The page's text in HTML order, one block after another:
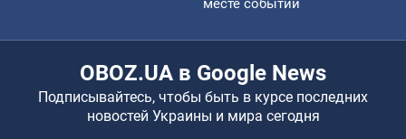
месте событий
OBOZ.UA в Google News
Подписывайтесь, чтобы быть в курсе последних
новостей Украины и мира сегодня